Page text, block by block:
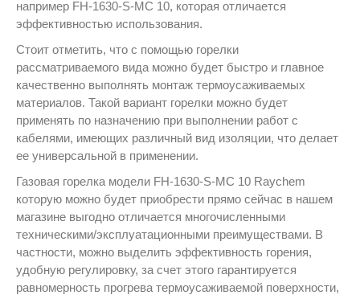
например FH-1630-S-MC 10, которая отличается
эффективностью использования.
Стоит отметить, что с помощью горелки
рассматриваемого вида можно будет быстро и главное
качественно выполнять монтаж термоусаживаемых
материалов. Такой вариант горелки можно будет
применять по назначению при выполнении работ с
кабелями, имеющих различный вид изоляции, что делает
ее универсальной в применении.
Газовая горелка модели FH-1630-S-MC 10 Raychem
которую можно будет приобрести прямо сейчас в нашем
магазине выгодно отличается многочисленными
техническими/эксплуатационными преимуществами. В
частности, можно выделить эффективность горения,
удобную регулировку, за счет этого гарантируется
равномерность прогрева термоусаживаемой поверхности,